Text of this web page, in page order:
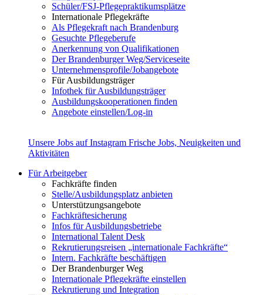
Schüler/FSJ-Pflegepraktikumsplätze
Internationale Pflegekräfte
Als Pflegekraft nach Brandenburg
Gesuchte Pflegeberufe
Anerkennung von Qualifikationen
Der Brandenburger Weg/Serviceseite
Unternehmensprofile/Jobangebote
Für Ausbildungsträger
Infothek für Ausbildungsträger
Ausbildungskooperationen finden
Angebote einstellen/Log-in
Unsere Jobs auf Instagram Frische Jobs, Neuigkeiten und
Aktivitäten
Für Arbeitgeber
Fachkräfte finden
Stelle/Ausbildungsplatz anbieten
Unterstützungsangebote
Fachkräftesicherung
Infos für Ausbildungsbetriebe
International Talent Desk
Rekrutierungsreisen „internationale Fachkräfte“
Intern. Fachkräfte beschäftigen
Der Brandenburger Weg
Internationale Pflegekräfte einstellen
Rekrutierung und Integration